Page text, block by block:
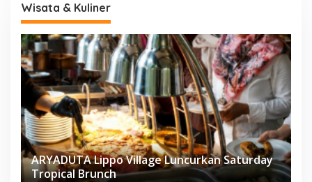
Wisata & Kuliner
ARYADUTA Lippo Village Luncurkan Saturday
Tropical Brunch